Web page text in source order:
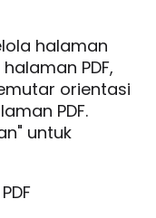
halaman
PDF,
orientasi
PDF.
untuk